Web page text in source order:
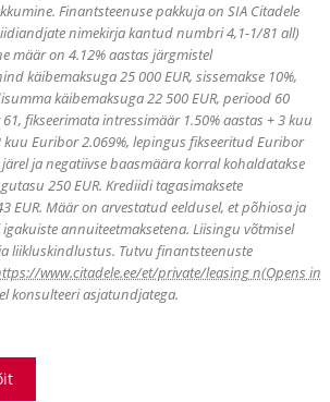
Finantsteenuse pakkuja on SIA Citadele
nimekirja kantud numbri 4,1-1/81 all)
määr on 4.12% aastas järgmistel
käibemaksuga 25 000 EUR, sissemakse 10%,
käibemaksuga 22 500 EUR, periood 60
fikseerimata intressimäär 1.50% aastas + 3 kuu
Euribor 2.069%, lepingus fikseeritud Euribor
ja negatiivse baasmäära korral kohaldatakse
250 EUR. Krediidi tagasimaksete
EUR. Määr on arvestatud eeldusel, et põhiosa ja
annuiteetmaksetena. Liisingu võtmisel
liikluskindlustus. Tutvu finantsteenuste
www.citadele.ee/et/private/leasing n(Opens in
konsulteeri asjatundjatega.